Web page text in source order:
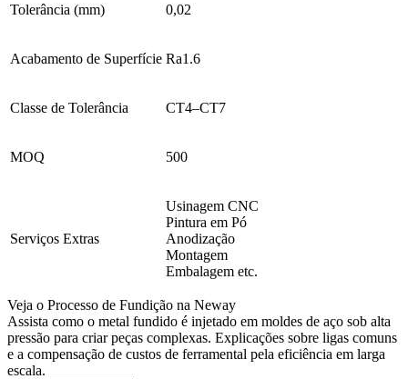
Tolerância (mm) 0,02
Acabamento de Superfície Ra1.6
Classe de Tolerância CT4–CT7
MOQ 500
Serviços Extras
Usinagem CNC
Pintura em Pó
Anodização
Montagem
Embalagem etc.
Veja o Processo de Fundição na Neway
Assista como o metal fundido é injetado em moldes de aço sob alta
pressão para criar peças complexas. Explicações sobre ligas comuns
e a compensação de custos de ferramental pela eficiência em larga
escala.